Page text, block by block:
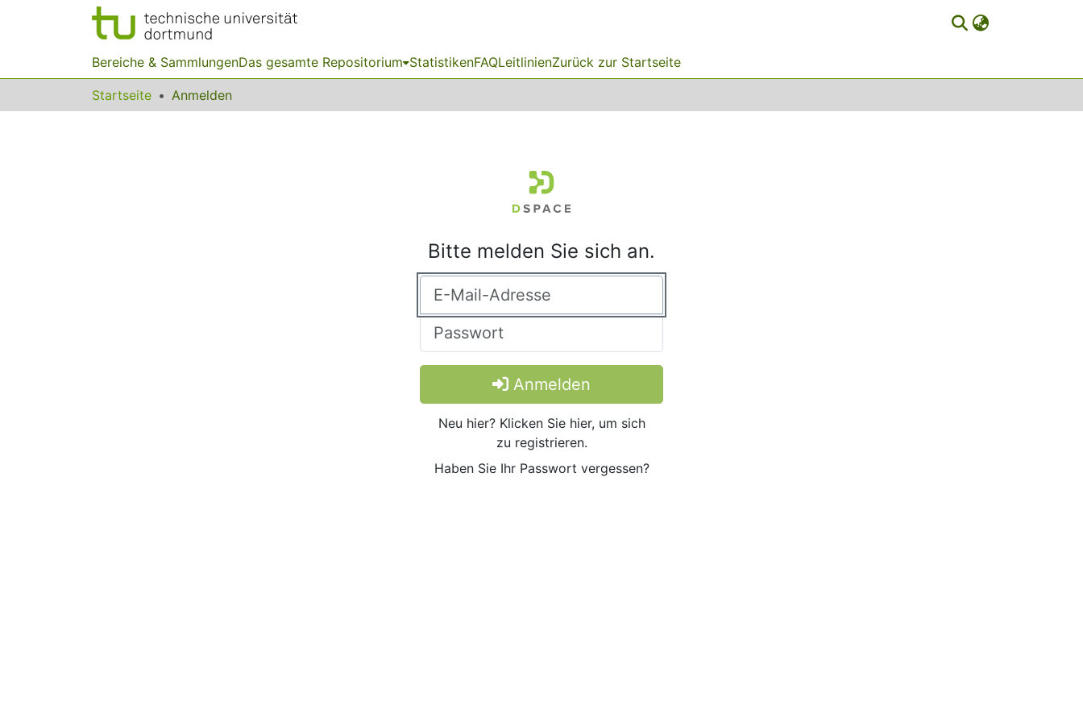
Bereiche & SammlungenDas gesamte Repositorium StatistikenFAQLeitlinienZurück zur Startseite
Startseite Anmelden
Bitte melden Sie sich an.
Anmelden
Neu hier? Klicken Sie hier, um sich
zu registrieren.
Haben Sie Ihr Passwort vergessen?